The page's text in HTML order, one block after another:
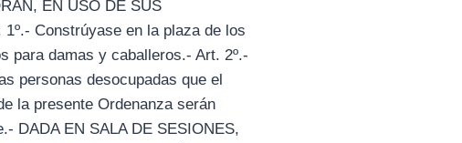
EN USO DE SUS
Constrúyase en la plaza de los
para damas y caballeros.- Art. 2º.-
personas desocupadas que el
la presente Ordenanza serán
DADA EN SALA DE SESIONES,